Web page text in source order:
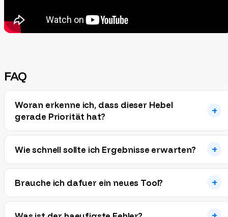
FAQ
Woran erkenne ich, dass dieser Hebel
gerade Priorität hat?
Wie schnell sollte ich Ergebnisse erwarten?
Brauche ich dafuer ein neues Tool?